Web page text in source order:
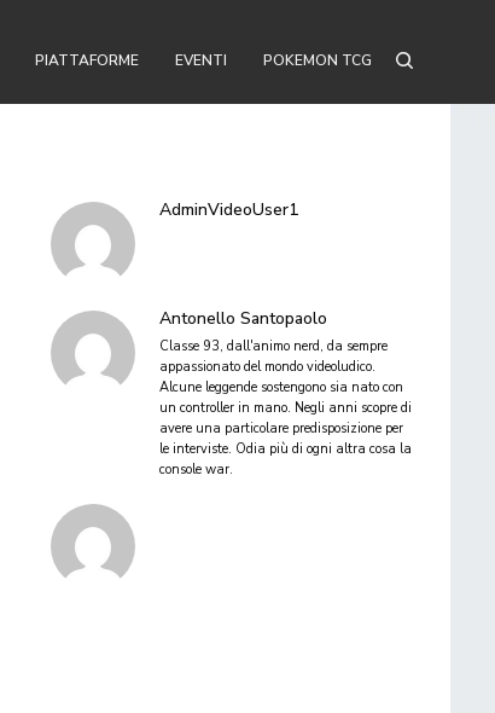
PIATTAFORME EVENTI POKEMON TCG
AdminVideoUser1
Antonello Santopaolo
Classe 93, dall'animo nerd, da sempre
appassionato del mondo videoludico.
Alcune leggende sostengono sia nato con
un controller in mano. Negli anni scopre di
avere una particolare predisposizione per
le interviste. Odia più di ogni altra cosa la
console war.